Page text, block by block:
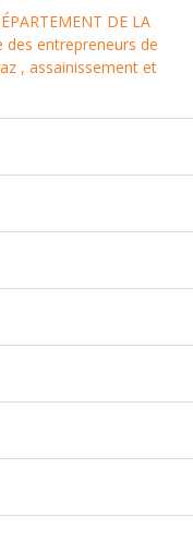
DE LA
des entrepreneurs de
, assainissement et